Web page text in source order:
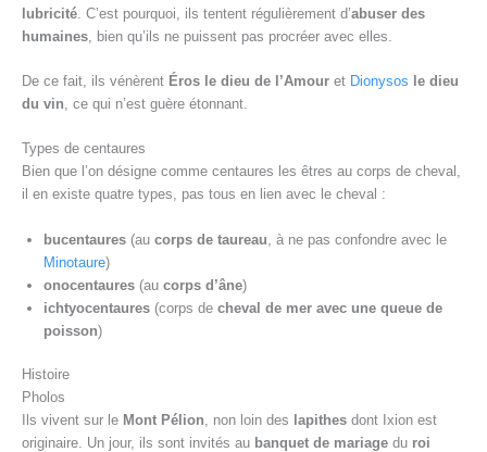
lubricité . C’est pourquoi, ils tentent régulièrement d’abuser des
humaines , bien qu’ils ne puissent pas procréer avec elles.
De ce fait, ils vénèrent Éros le dieu de l’Amour et Dionysos le dieu
du vin , ce qui n’est guère étonnant.
Types de centaures
Bien que l’on désigne comme centaures les êtres au corps de cheval,
il en existe quatre types, pas tous en lien avec le cheval :
bucentaures (au corps de taureau , à ne pas confondre avec le
Minotaure)
onocentaures (au corps d’âne)
ichtyocentaures (corps de cheval de mer avec une queue de
poisson)
Histoire
Pholos
Ils vivent sur le Mont Pélion , non loin des lapithes dont Ixion est
originaire. Un jour, ils sont invités au banquet de mariage du roi